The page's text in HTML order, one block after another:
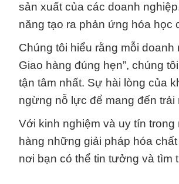
sản xuất của các doanh
năng tạo ra phản ứng hóa học
Chúng tôi hiểu rằng mỗi
Giao hàng đúng hẹn”, chúng
tận tâm nhất. Sự hài lòng của
ngừng nỗ lực để mang đến
Với kinh nghiệm và uy tín
hàng những giải pháp hóa
nơi bạn có thể tin tưởng và tìm